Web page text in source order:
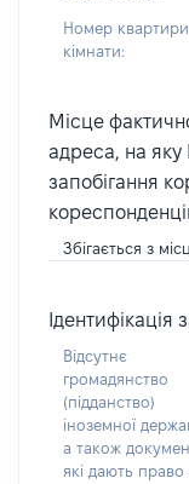
Номер
кімнати:
Місце
адреса, на яку
запобігання
Збігається з
Відсутнє
громадянство
(підданство)
іноземної
а також
які дають право